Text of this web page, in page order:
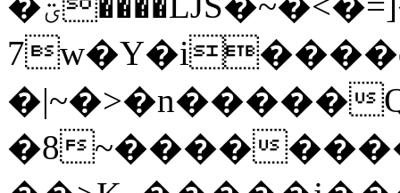
�|~�>�n�����
�8~����